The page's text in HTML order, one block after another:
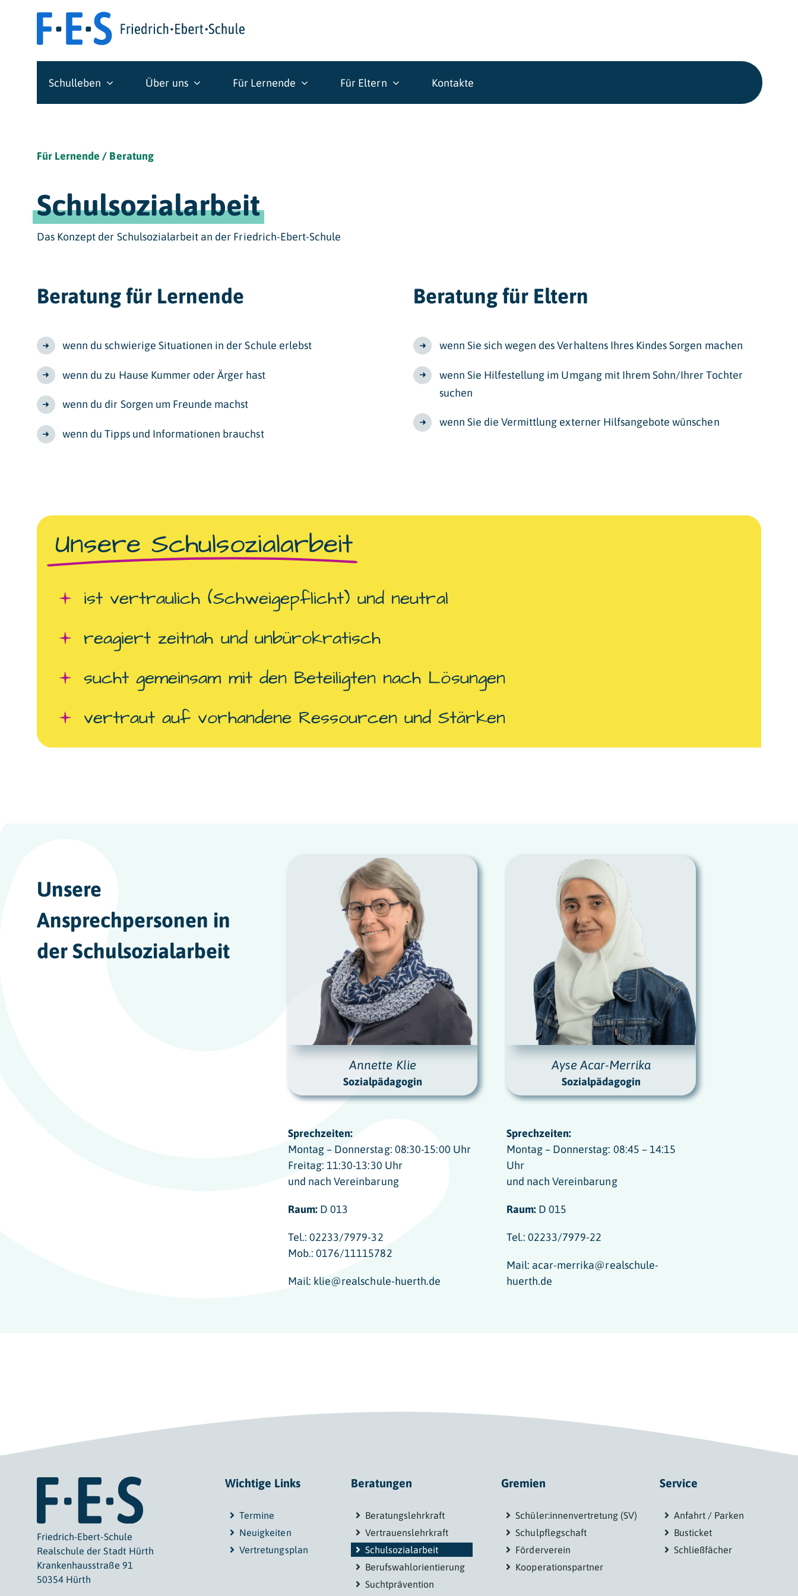
Schulleben Über uns Für Lernende Für Eltern Kontakte
Für Lernende / Beratung
Schulsozialarbeit
Das Konzept der Schulsozialarbeit an der Friedrich-Ebert-Schule
Beratung für Lernende
wenn du schwierige Situationen in der Schule erlebst
wenn du zu Hause Kummer oder Ärger hast
wenn du dir Sorgen um Freunde machst
wenn du Tipps und Informationen brauchst
Beratung für Eltern
wenn Sie sich wegen des Verhaltens Ihres Kindes Sorgen machen
wenn Sie Hilfestellung im Umgang mit Ihrem Sohn/Ihrer Tochter
suchen
wenn Sie die Vermittlung externer Hilfsangebote wünschen
Unsere Schulsozialarbeit
ist vertraulich (Schweigepflicht) und neutral
reagiert zeitnah und unbürokratisch
sucht gemeinsam mit den Beteiligten nach Lösungen
vertraut auf vorhandene Ressourcen und Stärken
Unsere
Ansprechpersonen in
der Schulsozialarbeit
Annette Klie
Sozialpädagogin
Ayse Acar-Merrika
Sozialpädagogin
Sprechzeiten:
Montag – Donnerstag: 08:30-15:00 Uhr
Freitag: 11:30-13:30 Uhr
und nach Vereinbarung
Raum: D 013
Tel.: 02233/7979-32
Mob.: 0176/11115782
Mail: klie@realschule-huerth.de
Sprechzeiten:
Montag – Donnerstag: 08:45 – 14:15
Uhr
und nach Vereinbarung
Raum: D 015
Tel.: 02233/7979-22
Mail: acar-merrika@realschule-
huerth.de
Friedrich-Ebert-Schule
Realschule der Stadt Hürth
Krankenhausstraße 91
50354 Hürth
Wichtige Links
Termine
Neuigkeiten
Vertretungsplan
Beratungen
Beratungslehrkraft
Vertrauenslehrkraft
Schulsozialarbeit
Berufswahlorientierung
Suchtprävention
Gremien
Schüler:innenvertretung (SV)
Schulpflegschaft
Förderverein
Kooperationspartner
Service
Anfahrt / Parken
Busticket
Schließfächer